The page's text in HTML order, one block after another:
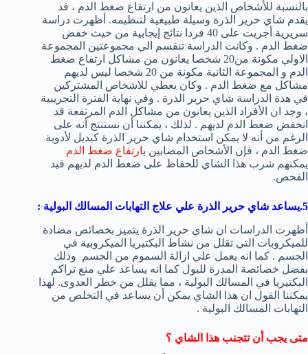
بالنسبة للأشخاص الذين يعانون من ارتفاع ضغط الدم ، قد
يقدم شاي حرير الذرة وسيلة طبيعية لتنظيمه. أظهرت دراسة
سريرية أجريت على 40 فردا نتائج إيجابية من حيث خفض
ضغط الدم . وكانت الدراسة تنقسم الي مجموعتين المجموعة
الاولي مكونة من20 شخصا يعانون من مشاكل ارتفاع ضغط
الدم و المجموعة الثانية مكونة من 20 شخصا ليس لديهم
مشاكل مع ضغط الدم . وكان يعطي للاشخاص المشتركين
في هذة الدراسة شاي حرير الذرة . وفي نهاية الفترة التجريبية
، وجد ان الأفراد الذين يعانون من مشاكل الدم المرتفعة قد
انخفض ضغط الدم لديهم . لذلك ، يمكننا أن نستنتج أنه على
الرغم من أنه لا يمكن استخدام شاي حرير الذرة كبديل لأدوية
ضغط الدم ، فإن الأشخاص المصابين بارتفاع ضغط الدم
يمكنهم شرب هذا الشاي للحفاظ على ضغط الدم لديهم قيد
الفحص.
5.يساعد شاي حرير الذرة علي علاج التهابات المسالك البولية :
أظهرت الدراسات ان شاي حرير الذرة يتميز بخصائص مضادة
للميكروبات التي تقلل من نشاط البكتيريا الميكروبية في
الجسم . كما انه يعمل علي ازالة السموم من الجسم وذلك
بفضل خصائصة المدرة للبول كما انه يساعد علي منع تراكم
البكتيريا في المسالك البولية ، مما يقلل من خطر العدوى. لهذا
يمكننا القول ان هذا الشاي يمكن أن يساعد في التخلص من
التهابات المسالك البولية .
متى يجب أن تتجنب هذا الشاي ؟